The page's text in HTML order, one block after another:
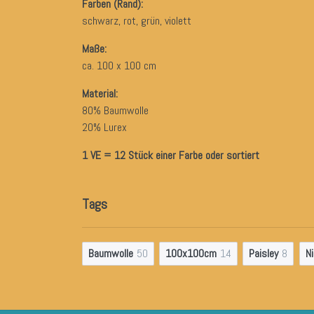
Farben (Rand):
schwarz, rot, grün, violett
Maße:
ca. 100 x 100 cm
Material:
80% Baumwolle
20% Lurex
1 VE = 12 Stück einer Farbe oder sortiert
Tags
Baumwolle 50 100x100cm 14 Paisley 8